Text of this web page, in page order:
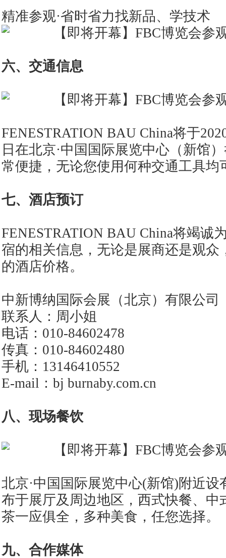
精准参观·省时省力找新品、学技术
六、交通信息
FENESTRATION BAU China将于
日在北京·中国国际展览中心（新馆
常便捷，无论您使用何种交通工具均
七、酒店预订
FENESTRATION BAU China将竭诚
宿的相关信息，无论是展商还是观众
的酒店价格。
中新博纳国际会展（北京）有限公司
联系人：周小姐
电话：010-84602478
传真：010-84602480
手机：13146410552
E-mail：bj burnaby.com.cn
八、现场餐饮
北京·中国国际展览中心(新馆)附近设
布于展厅及周边地区，西式快餐、中
茶一应俱全，多种美食，任您选择。
九、合作媒体